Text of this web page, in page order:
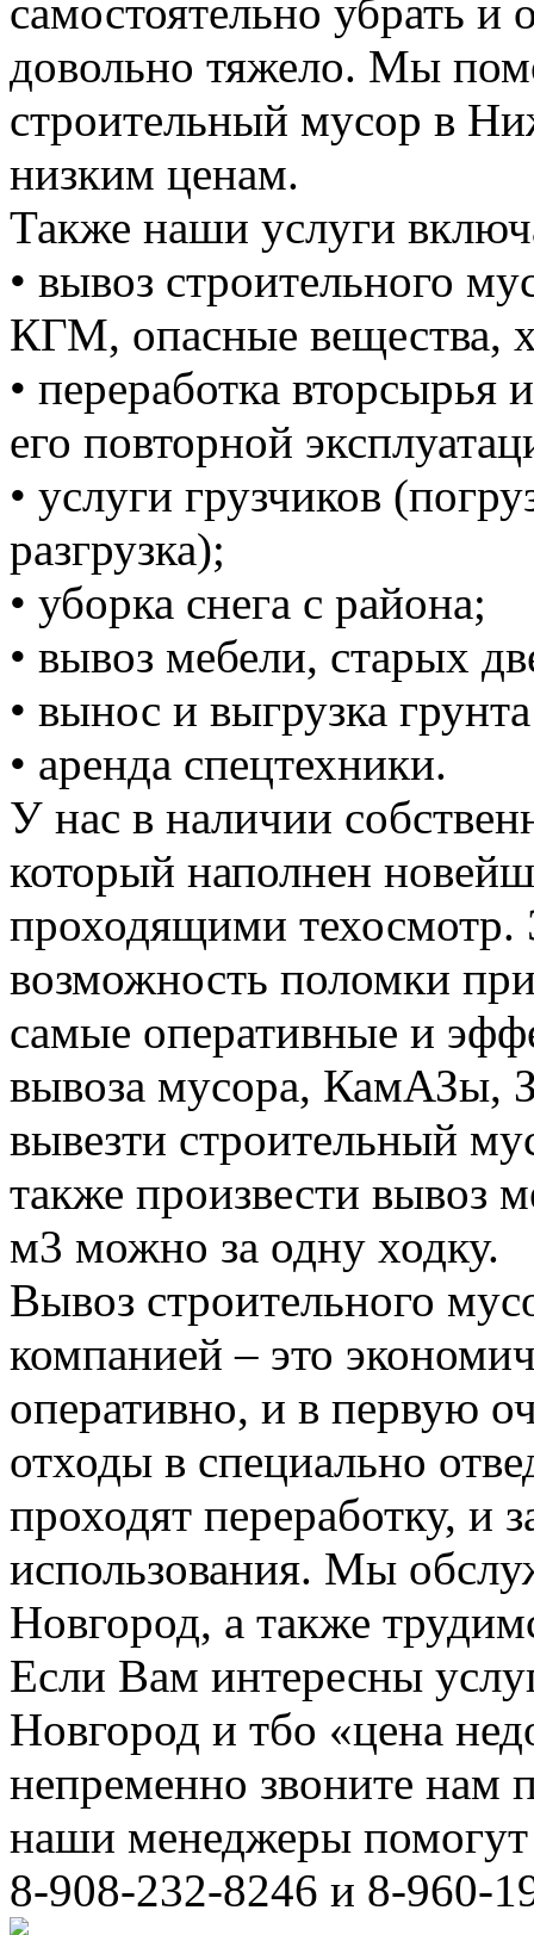
самостоятельно убрать и
довольно тяжело. Мы
строительный мусор в
низким ценам.
Также наши услуги
• вывоз строительного
КГМ, опасные вещества,
• переработка вторсырья
его повторной
• услуги грузчиков
разгрузка);
• уборка снега с района;
• вывоз мебели, старых
• вынос и выгрузка
• аренда спецтехники.
У нас в наличии
который наполнен
проходящими техосмотр.
возможность поломки
самые оперативные и
вывоза мусора,
вывезти строительный
также произвести вывоз
м3 можно за одну ходку.
Вывоз строительного
компанией – это
оперативно, и в первую
отходы в специально
проходят переработку, и
использования. Мы
Новгород, а также
Если Вам интересны
Новгород и тбо «цена
непременно звоните нам
наши менеджеры помогут
8-908-232-8246 и 8-960-